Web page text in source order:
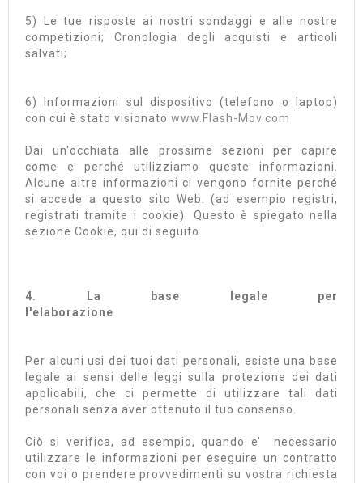
5) Le tue risposte ai nostri sondaggi e alle nostre
competizioni; Cronologia degli acquisti e articoli
6) Informazioni sul dispositivo (telefono o laptop)
con cui è stato visionato www.Flash-Mov.com
Dai un'occhiata alle prossime sezioni per capire
come e perché utilizziamo queste informazioni.
Alcune altre informazioni ci vengono fornite perché
si accede a questo sito Web. (ad esempio registri,
registrati tramite i cookie). Questo è spiegato nella
sezione Cookie, qui di seguito.
4. La base legale per
Per alcuni usi dei tuoi dati personali, esiste una base
legale ai sensi delle leggi sulla protezione dei dati
applicabili, che ci permette di utilizzare tali dati
personali senza aver ottenuto il tuo consenso.
Ciò si verifica, ad esempio, quando e’ necessario
utilizzare le informazioni per eseguire un contratto
con voi o prendere provvedimenti su vostra richiesta